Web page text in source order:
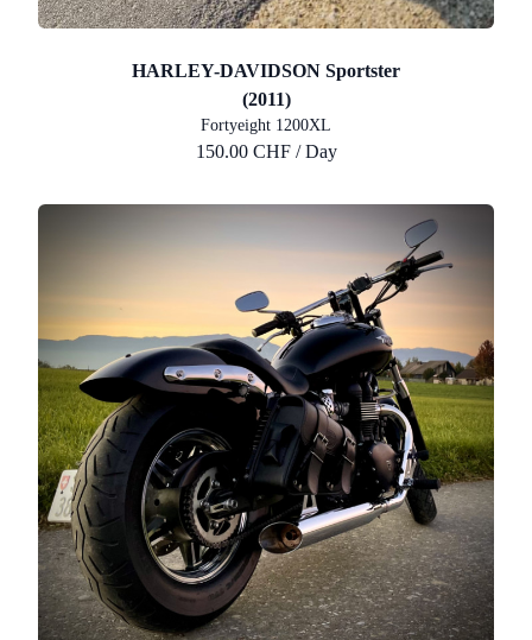
HARLEY-DAVIDSON Sportster
(2011)
Fortyeight 1200XL
150.00 CHF / Day